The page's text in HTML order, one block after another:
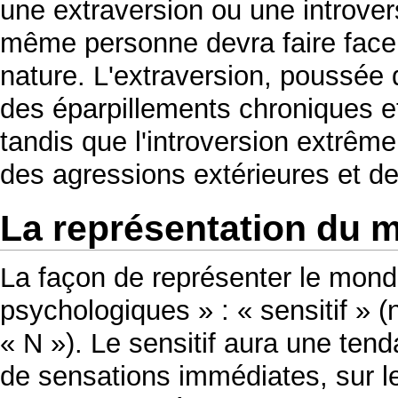
une extraversion ou une
même personne devra faire
nature. L'extraversion,
des éparpillements chroniques
tandis que l'introversion
des agressions extérieures et
La représentation du
La façon de représenter le
psychologiques » : « sensitif »
« N »). Le sensitif aura une
de sensations immédiates, sur